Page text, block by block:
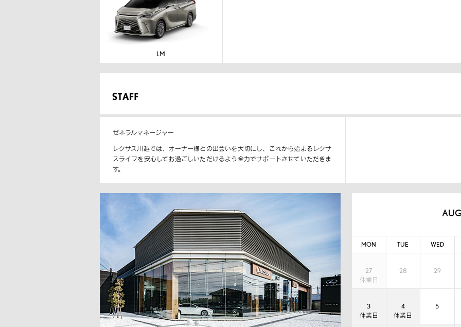
ゼネラルマネージャー
レクサス川越では、オーナー様との出会いを大切にし、これから始まるレクサ
スライフを安心してお過ごしいただけるよう全力でサポートさせていただきま
す。
MON TUE WED
27 28 29
3 4 5